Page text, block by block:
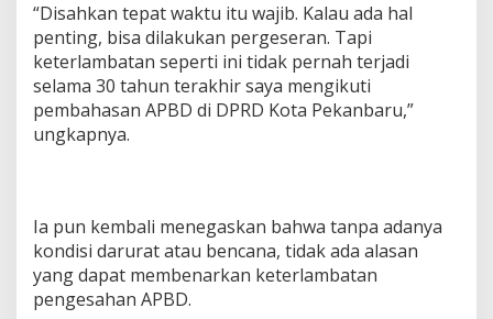
“Disahkan tepat waktu itu wajib. Kalau ada hal
penting, bisa dilakukan pergeseran. Tapi
keterlambatan seperti ini tidak pernah terjadi
selama 30 tahun terakhir saya mengikuti
pembahasan APBD di DPRD Kota Pekanbaru,”
ungkapnya.
Ia pun kembali menegaskan bahwa tanpa adanya
kondisi darurat atau bencana, tidak ada alasan
yang dapat membenarkan keterlambatan
pengesahan APBD.